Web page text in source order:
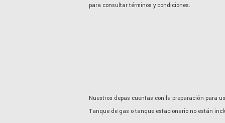
para consultar términos y condiciones.
Nuestros depas cuentas con la preparación para
Tanque de gas o tanque estacionario no están